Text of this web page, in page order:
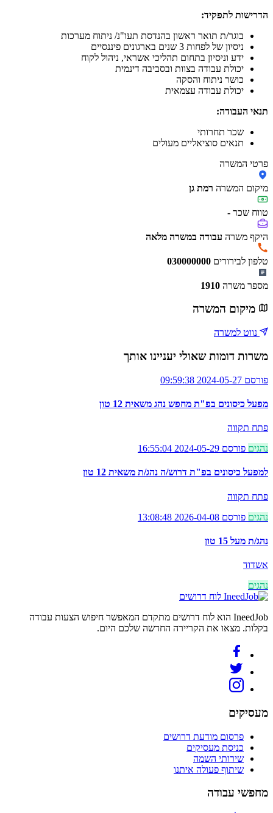
הדרישות לתפקיד:
בוגר/ת תואר ראשון בהנדסת תעו"נ/ ניתוח מערכות
ניסיון של לפחות 3 שנים בארגונים פיננסיים
ידע וניסיון בתחום תהליכי אשראי, ניהול לקוח
יכולת עבודה בצוות ובסביבה דינמית
כושר ניתוח והסקה
יכולת עבודה עצמאית
תנאי העבודה:
שכר תחרותי
תנאים סוציאליים מעולים
פרטי המשרה
מיקום המשרה רמת גן
טווח שכר -
היקף משרה עבודה במשרה מלאה
טלפון לבירורים 030000000
מספר משרה 1910
מיקום המשרה
נווט למשרה
משרות דומות שאולי יעניינו אותך
פורסם 2024-05-27 09:59:38
מפעל כיסונים בפ"ת מחפש נהג משאית 12 טון
פתח תקווה
נהגים פורסם 2024-05-29 16:55:04
למפעל כיסונים בפ"ת דרוש/ה נהג/ת משאית 12 טון
פתח תקווה
נהגים פורסם 2026-04-08 13:08:48
נהג/ת מעל 15 טון
אשדוד
נהגים
לוח דרושים
IneedJob הוא לוח דרושים מתקדם המאפשר חיפוש הצעות עבודה
בקלות. מצאו את הקריירה החדשה שלכם היום.
מעסיקים
פרסום מודעת דרושים
כניסת מעסיקים
שירותי השמה
שיתוף פעולה איתנו
מחפשי עבודה